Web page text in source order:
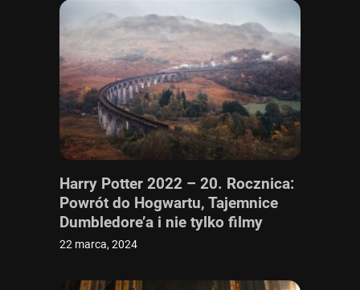
Harry Potter 2022 – 20. Rocznica:
Powrót do Hogwartu, Tajemnice
Dumbledore’a i nie tylko filmy
22 marca, 2024